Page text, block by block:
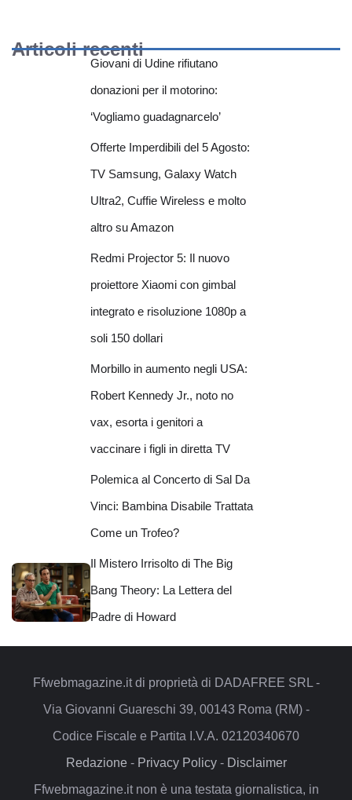
Articoli recenti
Giovani di Udine rifiutano
donazioni per il motorino:
‘Vogliamo guadagnarcelo’
Offerte Imperdibili del 5 Agosto:
TV Samsung, Galaxy Watch
Ultra2, Cuffie Wireless e molto
altro su Amazon
Redmi Projector 5: Il nuovo
proiettore Xiaomi con gimbal
integrato e risoluzione 1080p a
soli 150 dollari
Morbillo in aumento negli USA:
Robert Kennedy Jr., noto no
vax, esorta i genitori a
vaccinare i figli in diretta TV
Polemica al Concerto di Sal Da
Vinci: Bambina Disabile Trattata
Come un Trofeo?
Il Mistero Irrisolto di The Big
Bang Theory: La Lettera del
Padre di Howard
Ffwebmagazine.it di proprietà di DADAFREE SRL -
Via Giovanni Guareschi 39, 00143 Roma (RM) -
Codice Fiscale e Partita I.V.A. 02120340670
Redazione- Privacy Policy- Disclaimer
Ffwebmagazine.it non è una testata giornalistica, in